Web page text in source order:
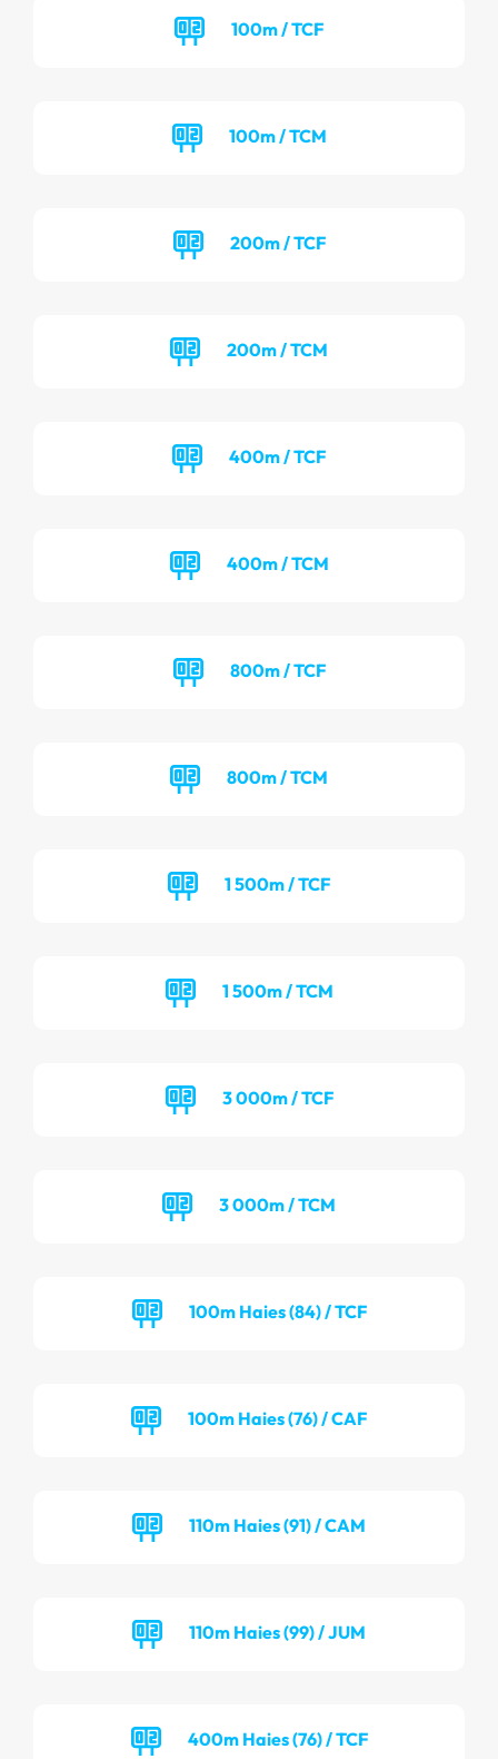
100m / TCF
100m / TCM
200m / TCF
200m / TCM
400m / TCF
400m / TCM
800m / TCF
800m / TCM
1 500m / TCF
1 500m / TCM
3 000m / TCF
3 000m / TCM
100m Haies (84) / TCF
100m Haies (76) / CAF
110m Haies (91) / CAM
110m Haies (99) / JUM
400m Haies (76) / TCF